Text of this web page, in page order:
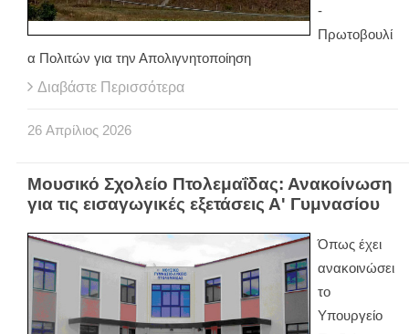
-
Πρωτοβουλί
α Πολιτών για την Απολιγνητοποίηση
Διαβάστε Περισσότερα
26 Απρίλιος 2026
Μουσικό Σχολείο Πτολεμαΐδας: Ανακοίνωση
για τις εισαγωγικές εξετάσεις Α' Γυμνασίου
Όπως έχει
ανακοινώσει
το
Υπουργείο